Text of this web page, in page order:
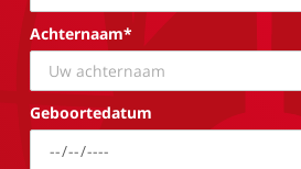
Achternaam*
Geboortedatum